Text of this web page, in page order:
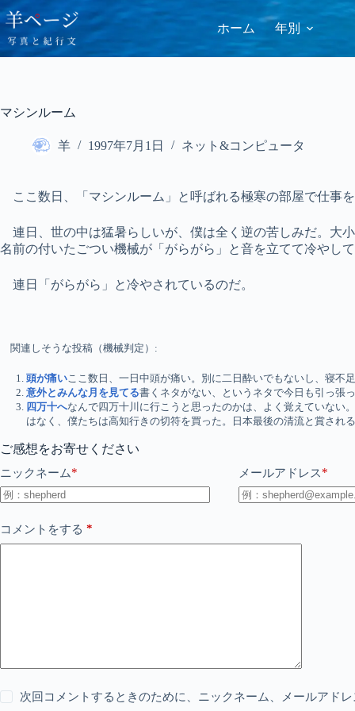
コ
ン
テ
ン
ス
ホーム 年別
マシンルーム
羊 1997年7月1日 ネット&コンピュータ
ここ数日、「マシンルーム」と呼ばれる極寒の部屋で仕事を
連日、世の中は猛暑らしいが、僕は全く逆の苦しみだ。大
名前の付いたごつい機械が「がらがら」と音を立てて冷やし
連日「がらがら」と冷やされているのだ。
関連しそうな投稿（機械判定）:
頭が痛いここ数日、一日中頭が痛い。別に二日酔いでもないし、寝不足
意外とみんな月を見てる書くネタがない、というネタで今日も引っ張
四万十へなんで四万十川に行こうと思ったのかは、よく覚えていない
はなく、僕たちは高知行きの切符を買った。日本最後の清流と賞され
ご感想をお寄せください
ニックネーム* メールアドレス*
コメントをする *
次回コメントするときのために、ニックネーム、メールアド